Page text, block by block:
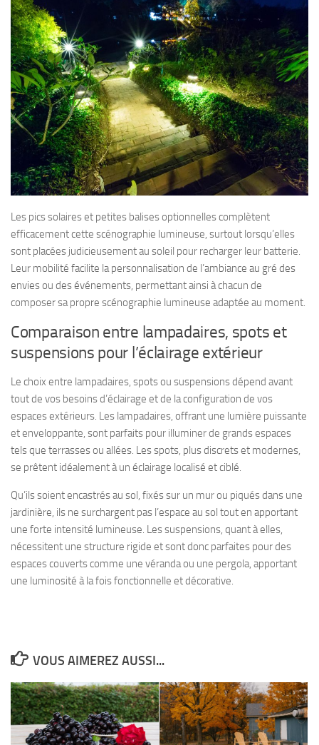
Les pics solaires et petites balises optionnelles complètent
efficacement cette scénographie lumineuse, surtout lorsqu’elles
sont placées judicieusement au soleil pour recharger leur batterie.
Leur mobilité facilite la personnalisation de l’ambiance au gré des
envies ou des événements, permettant ainsi à chacun de
composer sa propre scénographie lumineuse adaptée au moment.
Comparaison entre lampadaires, spots et
suspensions pour l’éclairage extérieur
Le choix entre lampadaires, spots ou suspensions dépend avant
tout de vos besoins d’éclairage et de la configuration de vos
espaces extérieurs. Les lampadaires, offrant une lumière puissante
et enveloppante, sont parfaits pour illuminer de grands espaces
tels que terrasses ou allées. Les spots, plus discrets et modernes,
se prêtent idéalement à un éclairage localisé et ciblé.
Qu’ils soient encastrés au sol, fixés sur un mur ou piqués dans une
jardinière, ils ne surchargent pas l’espace au sol tout en apportant
une forte intensité lumineuse. Les suspensions, quant à elles,
nécessitent une structure rigide et sont donc parfaites pour des
espaces couverts comme une véranda ou une pergola, apportant
une luminosité à la fois fonctionnelle et décorative.
VOUS AIMEREZ AUSSI...